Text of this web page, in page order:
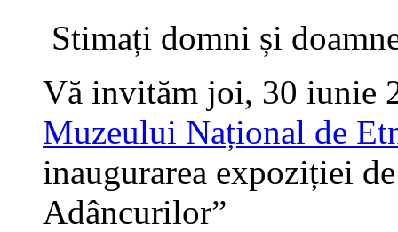
Stimați domni și
Vă invităm joi, 30 iunie
Muzeului Național de
inaugurarea expoziției
Adâncurilor”